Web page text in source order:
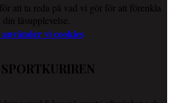
att ta reda på vad vi gör för att förenkla
din läsupplevelse.
använder vi cookies